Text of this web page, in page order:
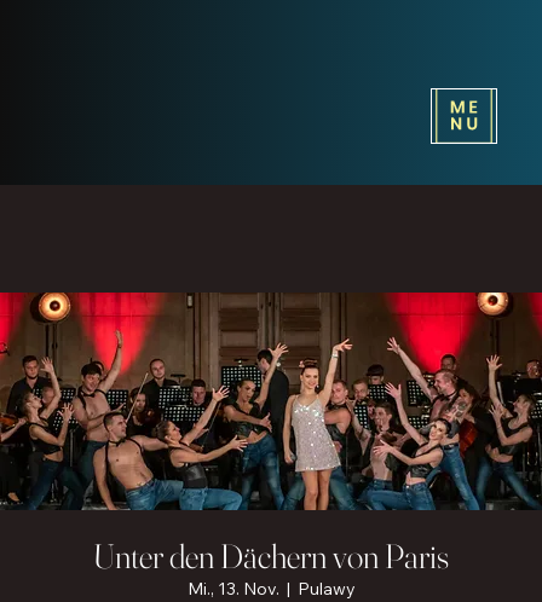
Unter den Dächern von Paris
Mi., 13. Nov.
  |
Pulawy